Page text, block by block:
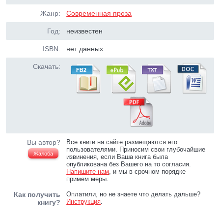
Жанр: Современная проза
Год: неизвестен
ISBN: нет данных
Скачать:
Вы автор?
Жалоба
Все книги на сайте размещаются его
пользователями. Приносим свои глубочайшие
извинения, если Ваша книга была
опубликована без Вашего на то согласия.
Напишите нам, и мы в срочном порядке
примем меры.
Как получить
книгу?
Оплатили, но не знаете что делать дальше?
Инструкция.